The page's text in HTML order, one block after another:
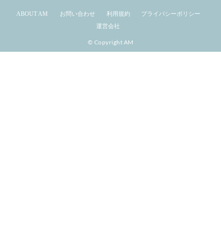
ABOUT AM お問い合わせ 利用規約
プライバシーポリシー
運営会社
© Copyright AM